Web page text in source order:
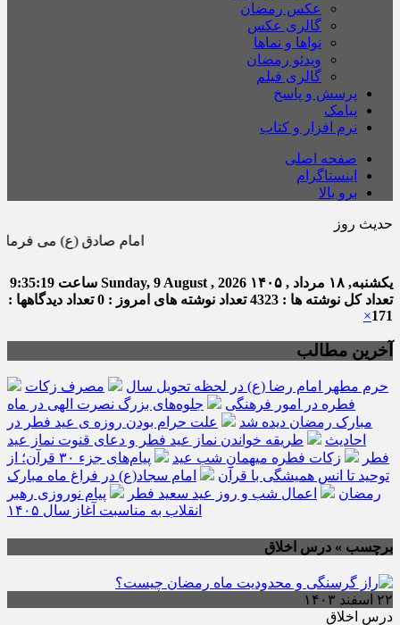
عکس رمضان
گالری عکس
نواها و نماها
ویدئو رمضان
گالری فیلم
پرسش و پاسخ
پیامک
نرم افزار و کتاب
صفحه اصلی
اینستاگرام
برو بالا
حدیث روز
امام صادق (ع) می فرماید : هر كس
یکشنبه, ۱۸ مرداد , ۱۴۰۵ Sunday, 9 August , 2026 ساعت 9:35:21
تعداد کل نوشته ها : 4323
تعداد نوشته های امروز : 0
تعداد دیدگاهها :
171
×
آخرین مطالب
حرم مطهر امام رضا (ع) در لحظه تحویل سال
مصرف زکات
فطره در امور فرهنگی
جلوه‌های بزرگ نصرت الهی در ماه
مبارک رمضان دیده شد
علت حرام بودن روزه ی عید فطر در
احادیث
طریقه خواندن نماز عید فطر و دعای قنوت نماز عید
فطر
زکات فطره میهمانِ شب عید
پیام‌های جزء ۳۰ قرآن؛ از
توحید تا انس همیشگی با قرآن
امام سجاد(ع) در فراغ ماه مبارک
رمضان
اعمال شب و روز عید سعید فطر
پیام نوروزی رهبر
انقلاب به مناسبت آغاز سال ۱۴۰۵
برچسب » درس اخلاق
۲۲ اسفند ۱۴۰۳
درس اخلاق